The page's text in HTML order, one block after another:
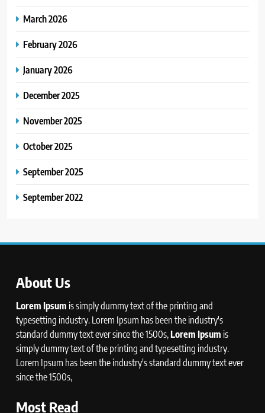
March 2026
February 2026
January 2026
December 2025
November 2025
October 2025
September 2025
September 2022
About Us
Lorem Ipsum is simply dummy text of the printing and
typesetting industry. Lorem Ipsum has been the industry's
standard dummy text ever since the 1500s,Lorem Ipsum is
simply dummy text of the printing and typesetting industry.
Lorem Ipsum has been the industry's standard dummy text ever
since the 1500s,
Most Read